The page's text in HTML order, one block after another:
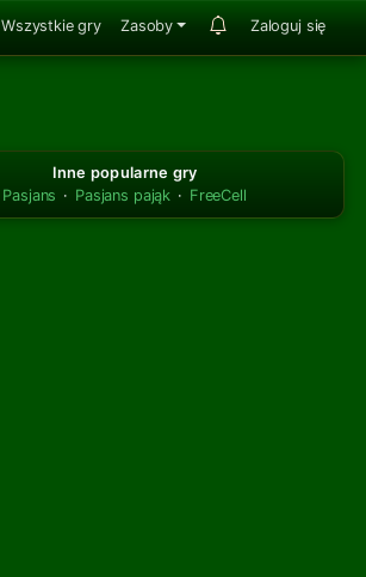
Wszystkie gry Zasoby Zaloguj się
Inne popularne gry
Pasjans · Pasjans pająk · FreeCell